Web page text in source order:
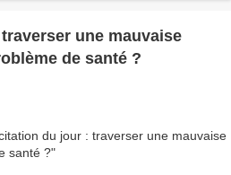
une mauvaise
de santé ?